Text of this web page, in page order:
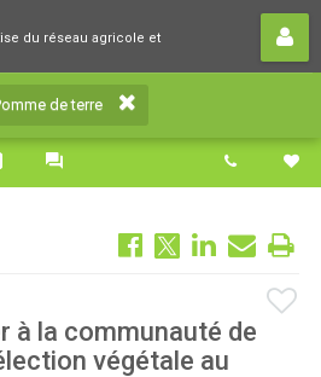
du réseau agricole et
de terre
du réseau agricole et
de terre
à la communauté de
végétale au